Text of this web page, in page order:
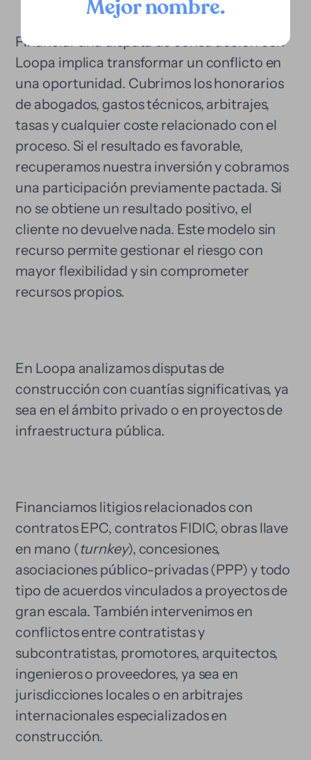
Mejor nombre.
Financiar una disputa de construcción con
Loopa implica transformar un conflicto en
una oportunidad. Cubrimos los honorarios
de abogados, gastos técnicos, arbitrajes,
tasas y cualquier coste relacionado con el
proceso. Si el resultado es favorable,
recuperamos nuestra inversión y cobramos
una participación previamente pactada. Si
no se obtiene un resultado positivo, el
cliente no devuelve nada. Este modelo sin
recurso permite gestionar el riesgo con
mayor flexibilidad y sin comprometer
recursos propios.
En Loopa analizamos disputas de
construcción con cuantías significativas, ya
sea en el ámbito privado o en proyectos de
infraestructura pública.
Financiamos litigios relacionados con
contratos EPC, contratos FIDIC, obras llave
en mano (turnkey), concesiones,
asociaciones público-privadas (PPP) y todo
tipo de acuerdos vinculados a proyectos de
gran escala. También intervenimos en
conflictos entre contratistas y
subcontratistas, promotores, arquitectos,
ingenieros o proveedores, ya sea en
jurisdicciones locales o en arbitrajes
internacionales especializados en
construcción.